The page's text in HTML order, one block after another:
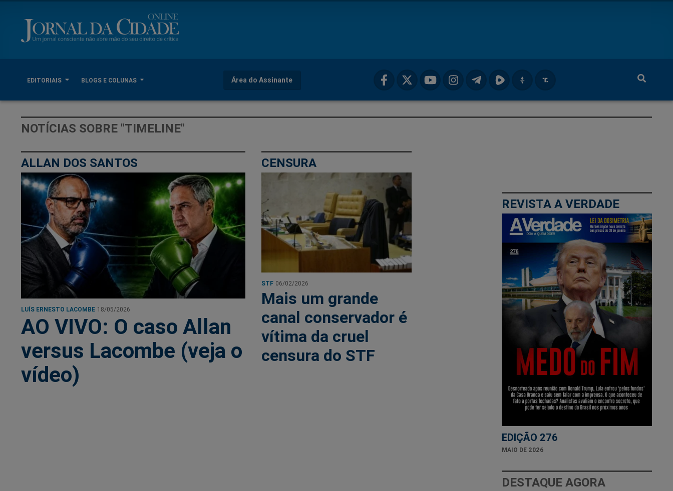
EDITORIAIS BLOGS E COLUNAS Área do Assinante
NOTÍCIAS SOBRE "TIMELINE"
ALLAN DOS SANTOS
LUÍS ERNESTO LACOMBE 18/05/2026
AO VIVO: O caso Allan
versus Lacombe (veja o
vídeo)
CENSURA
STF 06/02/2026
Mais um grande
canal conservador é
vítima da cruel
censura do STF
REVISTA A VERDADE
EDIÇÃO 276
MAIO DE 2026
DESTAQUE AGORA